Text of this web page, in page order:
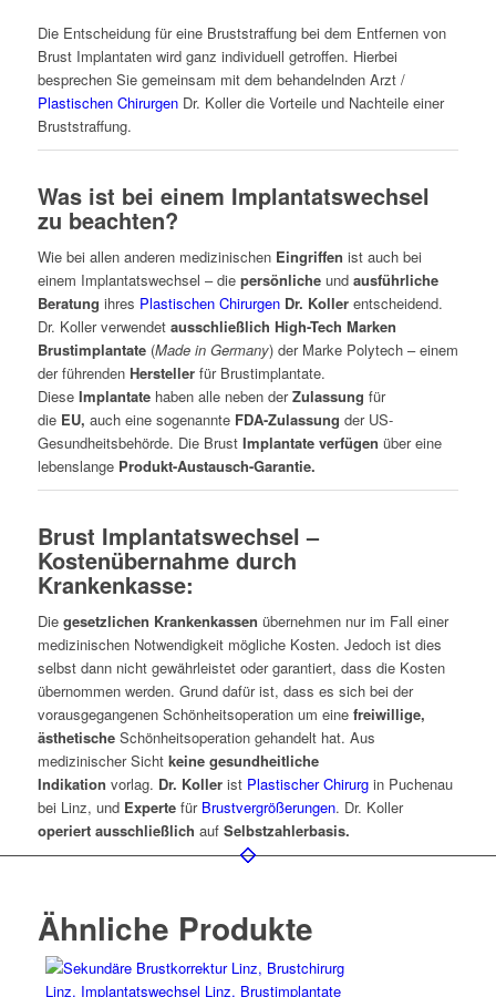
Die Entscheidung für eine Bruststraffung bei dem Entfernen von
Brust Implantaten wird ganz individuell getroffen. Hierbei
besprechen Sie gemeinsam mit dem behandelnden Arzt /
Plastischen ChirurgenDr. Koller die Vorteile und Nachteile einer
Bruststraffung.
Was ist bei einem Implantatswechsel
zu beachten?
Wie bei allen anderen medizinischen Eingriffen ist auch bei
einem Implantatswechsel – die persönlicheund ausführliche
Beratung ihres Plastischen Chirurgen Dr. Koller entscheidend.
Dr. Koller verwendet ausschließlich High-Tech Marken
Brustimplantate(Made in Germany) der Marke Polytech – einem
der führenden Herstellerfür Brustimplantate.
Diese Implantatehaben alle neben derZulassung für
die EU, auch eine sogenannte FDA-Zulassung der US-
Gesundheitsbehörde. Die Brust Implantate verfügen über eine
lebenslange Produkt-Austausch-Garantie.
Brust Implantatswechsel –
Kostenübernahme durch
Krankenkasse:
Die gesetzlichen Krankenkassen übernehmen nur im Fall einer
medizinischen Notwendigkeit mögliche Kosten. Jedoch ist dies
selbst dann nicht gewährleistet oder garantiert, dass die Kosten
übernommen werden. Grund dafür ist, dass es sich bei der
vorausgegangenen Schönheitsoperation um eine freiwillige,
ästhetischeSchönheitsoperation gehandelt hat. Aus
medizinischer Sicht keine gesundheitliche
Indikation vorlag. Dr. Kollerist Plastischer Chirurgin Puchenau
bei Linz, und Expertefür Brustvergrößerungen. Dr. Koller
operiert ausschließlich auf Selbstzahlerbasis.
Ähnliche Produkte